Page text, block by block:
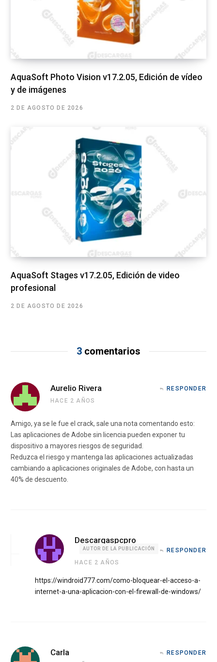
AquaSoft Photo Vision v17.2.05, Edición de vídeo
y de imágenes
2 DE AGOSTO DE 2026
AquaSoft Stages v17.2.05, Edición de video
profesional
2 DE AGOSTO DE 2026
3 comentarios
Aurelio Rivera
HACE 2 AÑOS
RESPONDER
Amigo, ya se le fue el crack, sale una nota comentando esto:
Las aplicaciones de Adobe sin licencia pueden exponer tu
dispositivo a mayores riesgos de seguridad.
Reduzca el riesgo y mantenga las aplicaciones actualizadas
cambiando a aplicaciones originales de Adobe, con hasta un
40% de descuento.
Descargaspcpro
AUTOR DE LA PUBLICACIÓN
HACE 2 AÑOS
RESPONDER
https://windroid777.com/como-bloquear-el-acceso-a-
internet-a-una-aplicacion-con-el-firewall-de-windows/
Carla RESPONDER